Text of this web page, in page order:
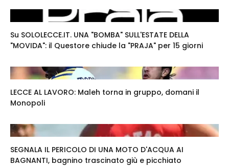
Su SOLOLECCE.IT. UNA "BOMBA" SULL'ESTATE DELLA
"MOVIDA": il Questore chiude la "PRAJA" per 15 giorni
LECCE AL LAVORO: Maleh torna in gruppo, domani il
Monopoli
SEGNALA IL PERICOLO DI UNA MOTO D'ACQUA AI
BAGNANTI, bagnino trascinato giù e picchiato